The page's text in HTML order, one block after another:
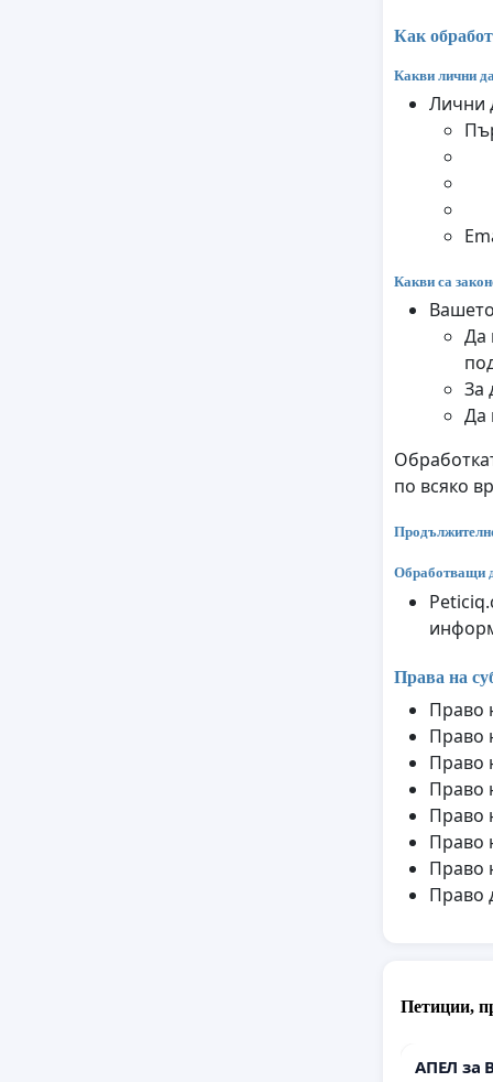
Как
Какви лични
Лични
Какви са
Да
За
Да
по всяко
Обработващи
Права на
Право
Право
Право
Право
Право
Право
Право
Право
Петиции,
АПЕЛ за